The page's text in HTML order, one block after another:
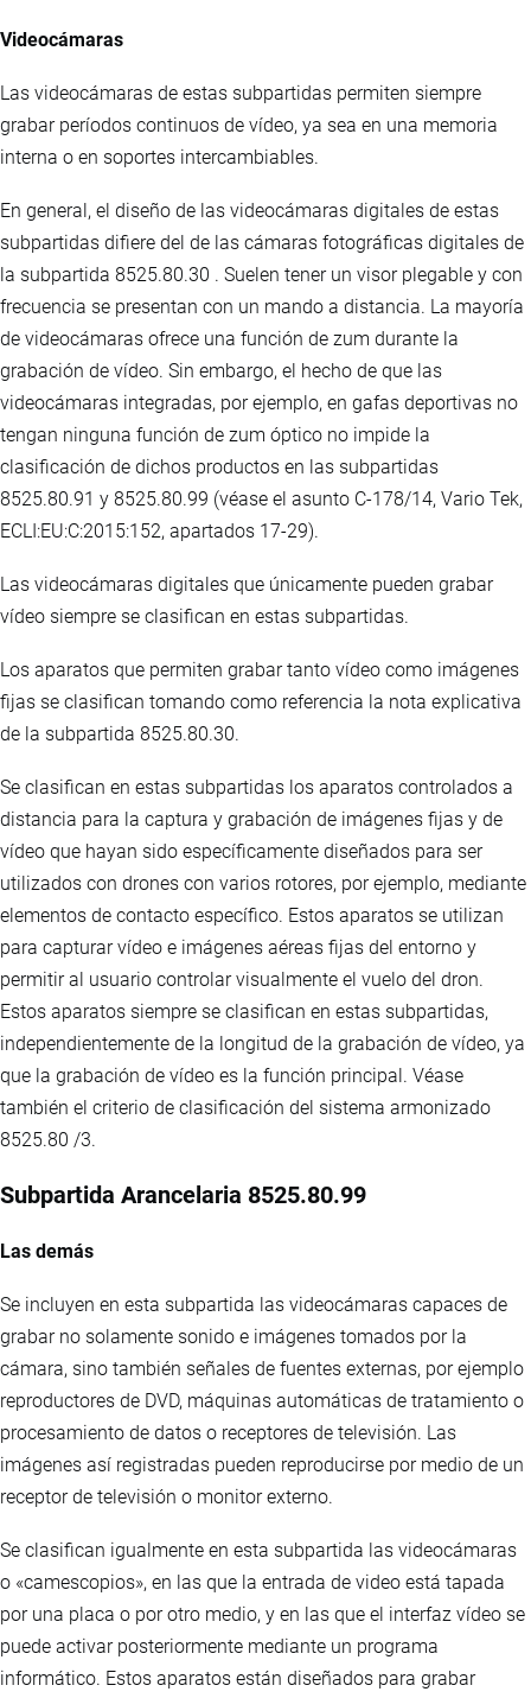
Videocámaras
Las videocámaras de estas subpartidas permiten siempre
grabar períodos continuos de vídeo, ya sea en una memoria
interna o en soportes intercambiables.
En general, el diseño de las videocámaras digitales de estas
subpartidas difiere del de las cámaras fotográficas digitales de
la subpartida 8525.80.30 . Suelen tener un visor plegable y con
frecuencia se presentan con un mando a distancia. La mayoría
de videocámaras ofrece una función de zum durante la
grabación de vídeo. Sin embargo, el hecho de que las
videocámaras integradas, por ejemplo, en gafas deportivas no
tengan ninguna función de zum óptico no impide la
clasificación de dichos productos en las subpartidas
8525.80.91 y 8525.80.99 (véase el asunto C-178/14, Vario Tek,
ECLI:EU:C:2015:152, apartados 17-29).
Las videocámaras digitales que únicamente pueden grabar
vídeo siempre se clasifican en estas subpartidas.
Los aparatos que permiten grabar tanto vídeo como imágenes
fijas se clasifican tomando como referencia la nota explicativa
de la subpartida 8525.80.30.
Se clasifican en estas subpartidas los aparatos controlados a
distancia para la captura y grabación de imágenes fijas y de
vídeo que hayan sido específicamente diseñados para ser
utilizados con drones con varios rotores, por ejemplo, mediante
elementos de contacto específico. Estos aparatos se utilizan
para capturar vídeo e imágenes aéreas fijas del entorno y
permitir al usuario controlar visualmente el vuelo del dron.
Estos aparatos siempre se clasifican en estas subpartidas,
independientemente de la longitud de la grabación de vídeo, ya
que la grabación de vídeo es la función principal. Véase
también el criterio de clasificación del sistema armonizado
8525.80 /3.
Subpartida Arancelaria 8525.80.99
Las demás
Se incluyen en esta subpartida las videocámaras capaces de
grabar no solamente sonido e imágenes tomados por la
cámara, sino también señales de fuentes externas, por ejemplo
reproductores de DVD, máquinas automáticas de tratamiento o
procesamiento de datos o receptores de televisión. Las
imágenes así registradas pueden reproducirse por medio de un
receptor de televisión o monitor externo.
Se clasifican igualmente en esta subpartida las videocámaras
o «camescopios», en las que la entrada de video está tapada
por una placa o por otro medio, y en las que el interfaz vídeo se
puede activar posteriormente mediante un programa
informático. Estos aparatos están diseñados para grabar